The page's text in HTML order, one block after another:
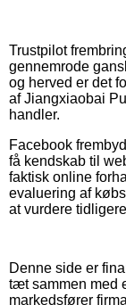
Trustpilot
gennemrode
og herved er det
af Jiangxiaobai
handler.
Facebook
få kendskab til
faktisk online
evaluering af
at vurdere
Denne side er
tæt sammen med
markedsfører